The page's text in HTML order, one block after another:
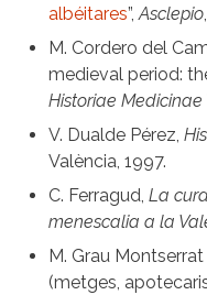
albéitares”,Asclepio
M. Cordero del
medieval period:
Historiae Medicinae
V. Dualde Pérez,
València, 1997.
C. Ferragud, La
menescalia a la
M. Grau
(metges,